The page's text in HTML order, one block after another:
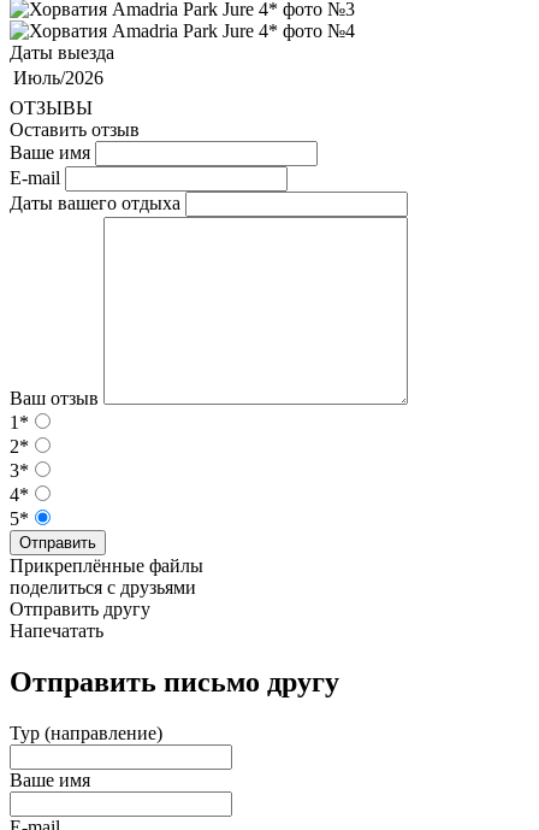
Даты выезда
Июль/2026
ОТЗЫВЫ
Оставить отзыв
Ваше имя
E-mail
Даты вашего отдыха
Ваш отзыв
1*
2*
3*
4*
5*
Отправить
Прикреплённые файлы
поделиться с друзьями
Отправить другу
Напечатать
Отправить письмо другу
Тур (направление)
Ваше имя